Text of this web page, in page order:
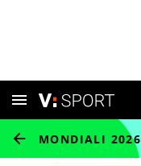
MONDIALI 2026